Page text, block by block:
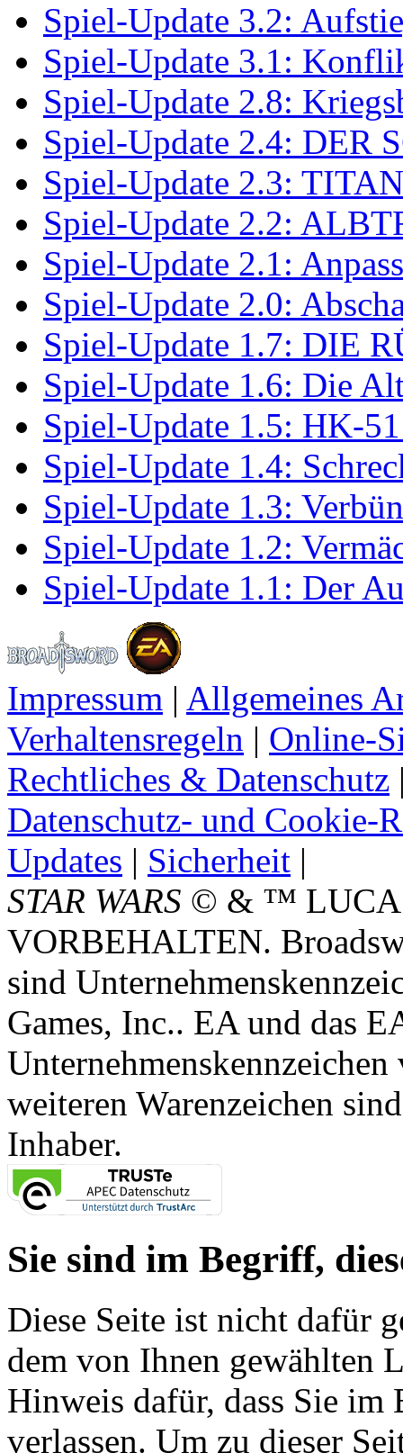
Spiel-Update 3.2:
Spiel-Update 3.1:
Spiel-Update 2.8:
Spiel-Update 2.4: DER
Spiel-Update 2.3:
Spiel-Update 2.2:
Spiel-Update 2.1:
Spiel-Update 2.0:
Spiel-Update 1.7: DIE
Spiel-Update 1.6: Die
Spiel-Update 1.5: HK-
Spiel-Update 1.4:
Spiel-Update 1.3:
Spiel-Update 1.2:
Spiel-Update 1.1: Der
Impressum | Allgemeines
Verhaltensregeln | Online-
Rechtliches & Datenschutz
Datenschutz- und Cookie-
Updates | Sicherheit |
STAR WARS © & ™
VORBEHALTEN.
sind
Games, Inc.. EA und das
weiteren Warenzeichen
Inhaber.
Sie sind im Begriff,
Diese Seite ist nicht dafür
dem von Ihnen gewählten
Hinweis dafür, dass Sie im
verlassen. Um zu dieser